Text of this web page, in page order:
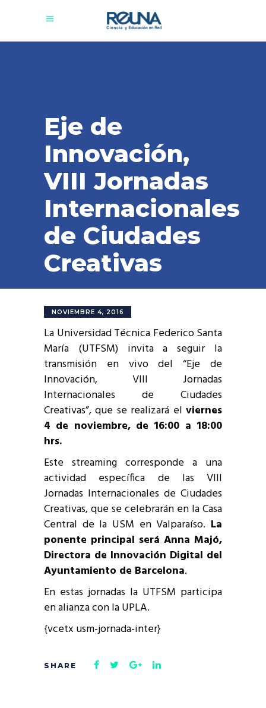
Eje de
Innovación,
VIII Jornadas
Internacionales
de Ciudades
Creativas
NOVIEMBRE 4, 2016
La Universidad Técnica Federico Santa
María (UTFSM) invita a seguir la
transmisión en vivo del “Eje de
Innovación, VIII Jornadas
Internacionales de Ciudades
Creativas”, que se realizará el viernes
4 de noviembre, de 16:00 a 18:00
hrs.
Este streaming corresponde a una
actividad específica de las VIII
Jornadas Internacionales de Ciudades
Creativas, que se celebrarán en la Casa
Central de la USM en Valparaíso. La
ponente principal será Anna Majó,
Directora de Innovación Digital del
Ayuntamiento de Barcelona.
En estas jornadas la UTFSM participa
en alianza con la UPLA.
{vcetx usm-jornada-inter}